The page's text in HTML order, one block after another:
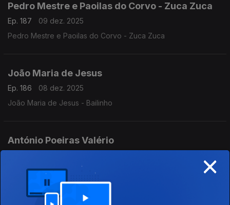
Pedro Mestre e Paoilas do Corvo - Zuca Zuca
Ep. 187
09 dez. 2025
Pedro Mestre e Paoilas do Corvo - Zuca Zuca
João Maria de Jesus
Ep. 186
08 dez. 2025
João Maria de Jesus - Bailinho
António Poeiras Valério
António Poeiras Valério
×